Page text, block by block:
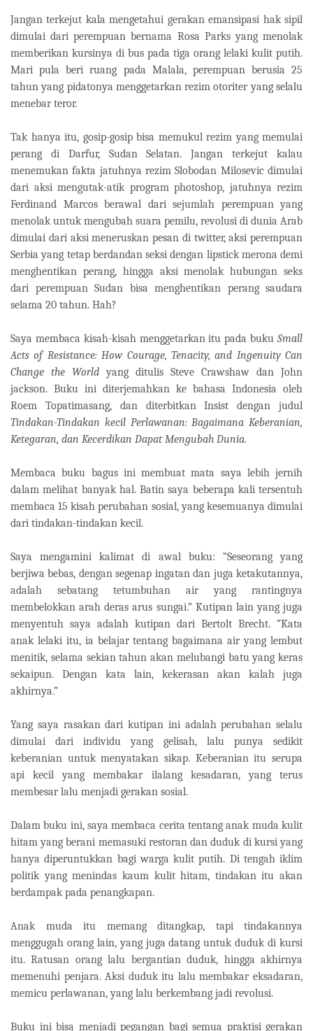
Jangan terkejut kala mengetahui gerakan emansipasi hak sipil
dimulai dari perempuan bernama Rosa Parks yang menolak
memberikan kursinya di bus pada tiga orang lelaki kulit putih.
Mari pula beri ruang pada Malala, perempuan berusia 25
tahun yang pidatonya menggetarkan rezim otoriter yang selalu
menebar teror.
Tak hanya itu, gosip-gosip bisa memukul rezim yang memulai
perang di Darfur, Sudan Selatan. Jangan terkejut kalau
menemukan fakta jatuhnya rezim Slobodan Milosevic dimulai
dari aksi mengutak-atik program photoshop, jatuhnya rezim
Ferdinand Marcos berawal dari sejumlah perempuan yang
menolak untuk mengubah suara pemilu, revolusi di dunia Arab
dimulai dari aksi meneruskan pesan di twitter, aksi perempuan
Serbia yang tetap berdandan seksi dengan lipstick merona demi
menghentikan perang, hingga aksi menolak hubungan seks
dari perempuan Sudan bisa menghentikan perang saudara
selama 20 tahun. Hah?
Saya membaca kisah-kisah menggetarkan itu pada buku Small
Acts of Resistance: How Courage, Tenacity, and Ingenuity Can
Change the Worldyang ditulis Steve Crawshaw dan John
jackson. Buku ini diterjemahkan ke bahasa Indonesia oleh
Roem Topatimasang, dan diterbitkan Insist dengan judul
Tindakan-Tindakan kecil Perlawanan: Bagaimana Keberanian,
Ketegaran, dan Kecerdikan Dapat Mengubah Dunia.
Membaca buku bagus ini membuat mata saya lebih jernih
dalam melihat banyak hal. Batin saya beberapa kali tersentuh
membaca 15 kisah perubahan sosial, yang kesemuanya dimulai
dari tindakan-tindakan kecil.
Saya mengamini kalimat di awal buku: “Seseorang yang
berjiwa bebas, dengan segenap ingatan dan juga ketakutannya,
adalah sebatang tetumbuhan air yang rantingnya
membelokkan arah deras arus sungai.” Kutipan lain yang juga
menyentuh saya adalah kutipan dari Bertolt Brecht. “Kata
anak lelaki itu, ia belajar tentang bagaimana air yang lembut
menitik, selama sekian tahun akan melubangi batu yang keras
sekaipun. Dengan kata lain, kekerasan akan kalah juga
akhirnya.”
Yang saya rasakan dari kutipan ini adalah perubahan selalu
dimulai dari individu yang gelisah, lalu punya sedikit
keberanian untuk menyatakan sikap. Keberanian itu serupa
api kecil yang membakar ilalang kesadaran, yang terus
membesar lalu menjadi gerakan sosial.
Dalam buku ini, saya membaca cerita tentang anak muda kulit
hitam yang berani memasuki restoran dan duduk di kursi yang
hanya diperuntukkan bagi warga kulit putih. Di tengah iklim
politik yang menindas kaum kulit hitam, tindakan itu akan
berdampak pada penangkapan.
Anak muda itu memang ditangkap, tapi tindakannya
menggugah orang lain, yang juga datang untuk duduk di kursi
itu. Ratusan orang lalu bergantian duduk, hingga akhirnya
memenuhi penjara. Aksi duduk itu lalu membakar eksadaran,
memicu perlawanan, yang lalu berkembang jadi revolusi.
Buku ini bisa menjadi pegangan bagi semua praktisi gerakan